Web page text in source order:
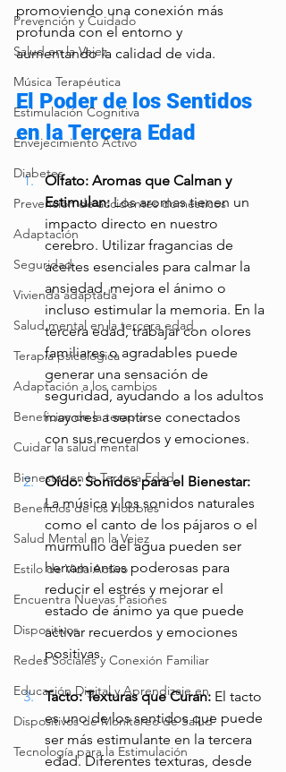
Prevención y Cuidado
Salud en la Vejez
Música Terapéutica
Estimulación Cognitiva
Envejecimiento Activo
Diabetes
Prevención de accidentes domésticos
Adaptación
Seguridad
Vivienda adaptada
Salud mental en la tercera edad
Terapia psicológica
Adaptación a los cambios
Beneficios de la terapia
Cuidar la salud mental
Bienestar en la Tercera Edad
Beneficios de los Hobbies
Salud Mental en la Vejez
Estilo de Vida Activo
Encuentra Nuevas Pasiones
Dispositivos
Redes Sociales y Conexión Familiar
Educación Digital y Aprendizaje en
Dispositivos de Monitoreo de Salud
Tecnología para la Estimulación
promoviendo una conexión más
profunda con el entorno y
aumentando la calidad de vida.
El Poder de los Sentidos
en la Tercera Edad
Olfato: Aromas que Calman y
Estimulan: Los aromas tienen un
impacto directo en nuestro
cerebro. Utilizar fragancias de
aceites esenciales para calmar la
ansiedad, mejora el ánimo o
incluso estimular la memoria. En la
tercera edad, trabajar con olores
familiares o agradables puede
generar una sensación de
seguridad, ayudando a los adultos
mayores a sentirse conectados
con sus recuerdos y emociones.
Oído: Sonidos para el Bienestar:
La música y los sonidos naturales
como el canto de los pájaros o el
murmullo del agua pueden ser
herramientas poderosas para
reducir el estrés y mejorar el
estado de ánimo ya que puede
activar recuerdos y emociones
positivas.
Tacto: Texturas que Curan: El tacto
es uno de los sentidos que puede
ser más estimulante en la tercera
edad. Diferentes texturas, desde